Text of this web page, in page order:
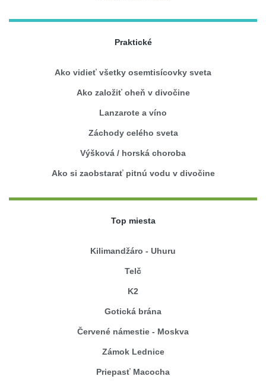
Praktické
Ako vidieť všetky osemtisícovky sveta
Ako založiť oheň v divočine
Lanzarote a víno
Záchody celého sveta
Výšková / horská choroba
Ako si zaobstarať pitnú vodu v divočine
Top miesta
Kilimandžáro - Uhuru
Telč
K2
Gotická brána
Červené námestie - Moskva
Zámok Lednice
Priepasť Macocha